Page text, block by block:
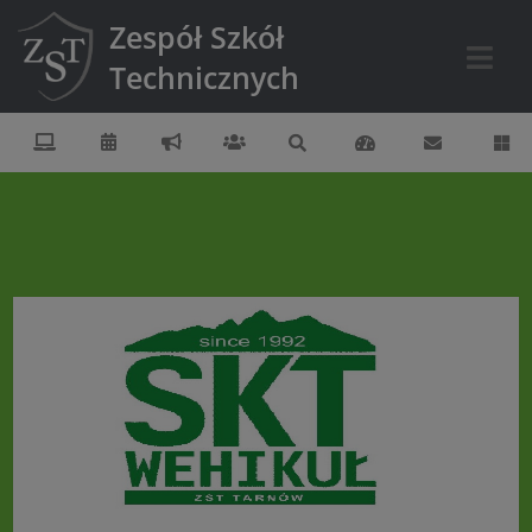
Zespół Szkół
Technicznych